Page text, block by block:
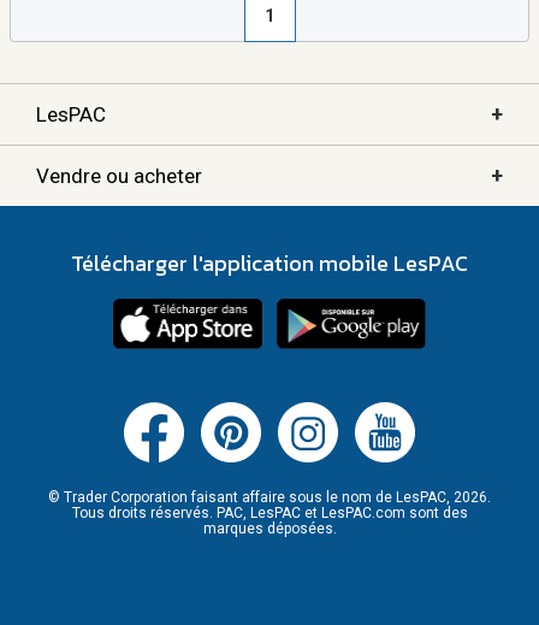
1
LesPAC +
Vendre ou acheter +
Télécharger l'application mobile LesPAC
© Trader Corporation faisant affaire sous le nom de LesPAC, 2026.
Tous droits réservés. PAC, LesPAC et LesPAC.com sont des
marques déposées.